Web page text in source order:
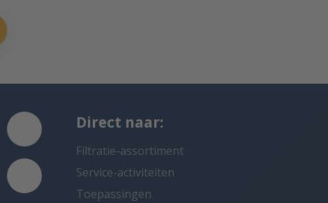
Direct naar:
Filtratie-assortiment
Service-activiteiten
Toepassingen